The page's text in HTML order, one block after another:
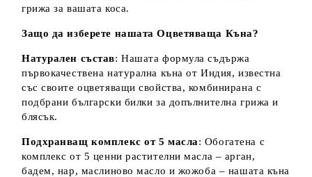
грижа за вашата коса.
Защо да изберете нашата Оцветяваща Къна?
Натурален състав: Нашата формула съдържа
първокачествена натурална къна от Индия, известна
със своите оцветяващи свойства, комбинирана с
подбрани български билки за допълнителна грижа и
блясък.
Подхранващ комплекс от 5 масла: Обогатена с
комплекс от 5 ценни растителни масла – арган,
бадем, нар, маслиново масло и жожоба – нашата къна